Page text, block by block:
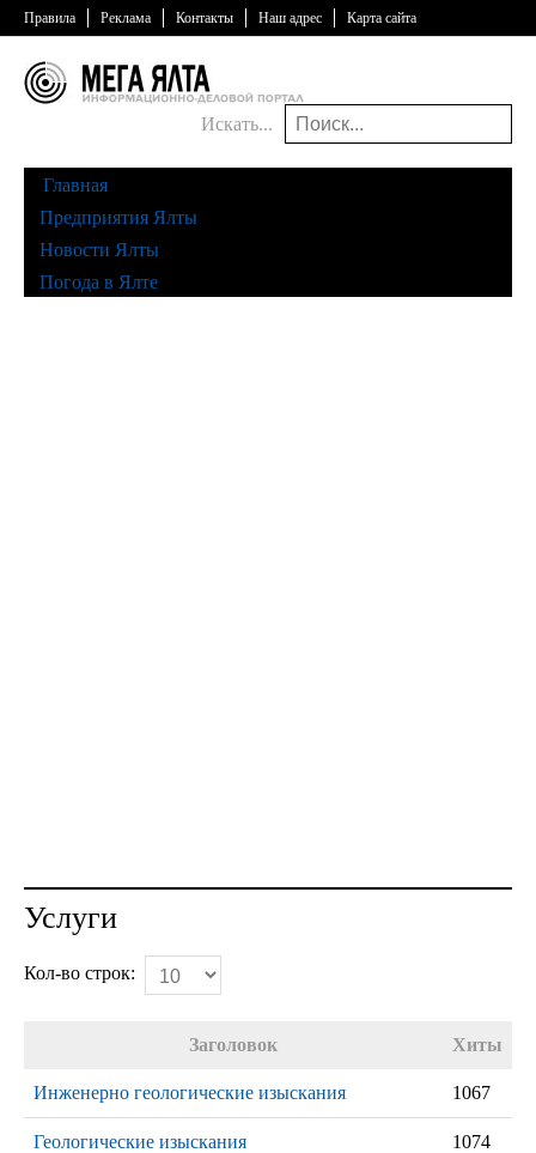
Правила Реклама Контакты Наш адрес Карта сайта
Искать...
Главная
Предприятия Ялты
Новости Ялты
Погода в Ялте
Услуги
Кол-во строк:
Заголовок Хиты
Инженерно геологические изыскания 1067
Геологические изыскания 1074